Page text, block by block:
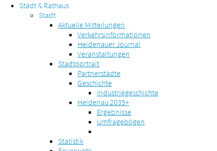
Stadt & Rathaus
Stadt
Aktuelle Mitteilungen
Verkehrsinformationen
Heidenauer Journal
Veranstaltungen
Stadtportrait
Partnerstädte
Geschichte
Industriegeschichte
Heidenau 2035+
Ergebnisse
Umfragebögen
Statistik